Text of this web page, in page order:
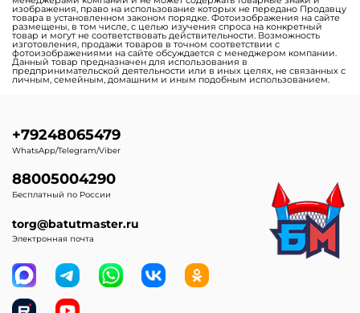
изображения, право на использование которых не передано Продавцу
товара в установленном законом порядке. Фотоизображения на сайте
размещены, в том числе, с целью изучения спроса на конкретный
товар и могут не соответствовать действительности. Возможность
изготовления, продажи товаров в точном соответствии с
фотоизображениями на сайте обсуждается с менеджером компании.
Данный товар предназначен для использования в
предпринимательской деятельности или в иных целях, не связанных с
личным, семейным, домашним и иным подобным использованием.
+79248065479
WhatsApp/Telegram/Viber
88005004290
Бесплатный по России
torg@batutmaster.ru
Электронная почта